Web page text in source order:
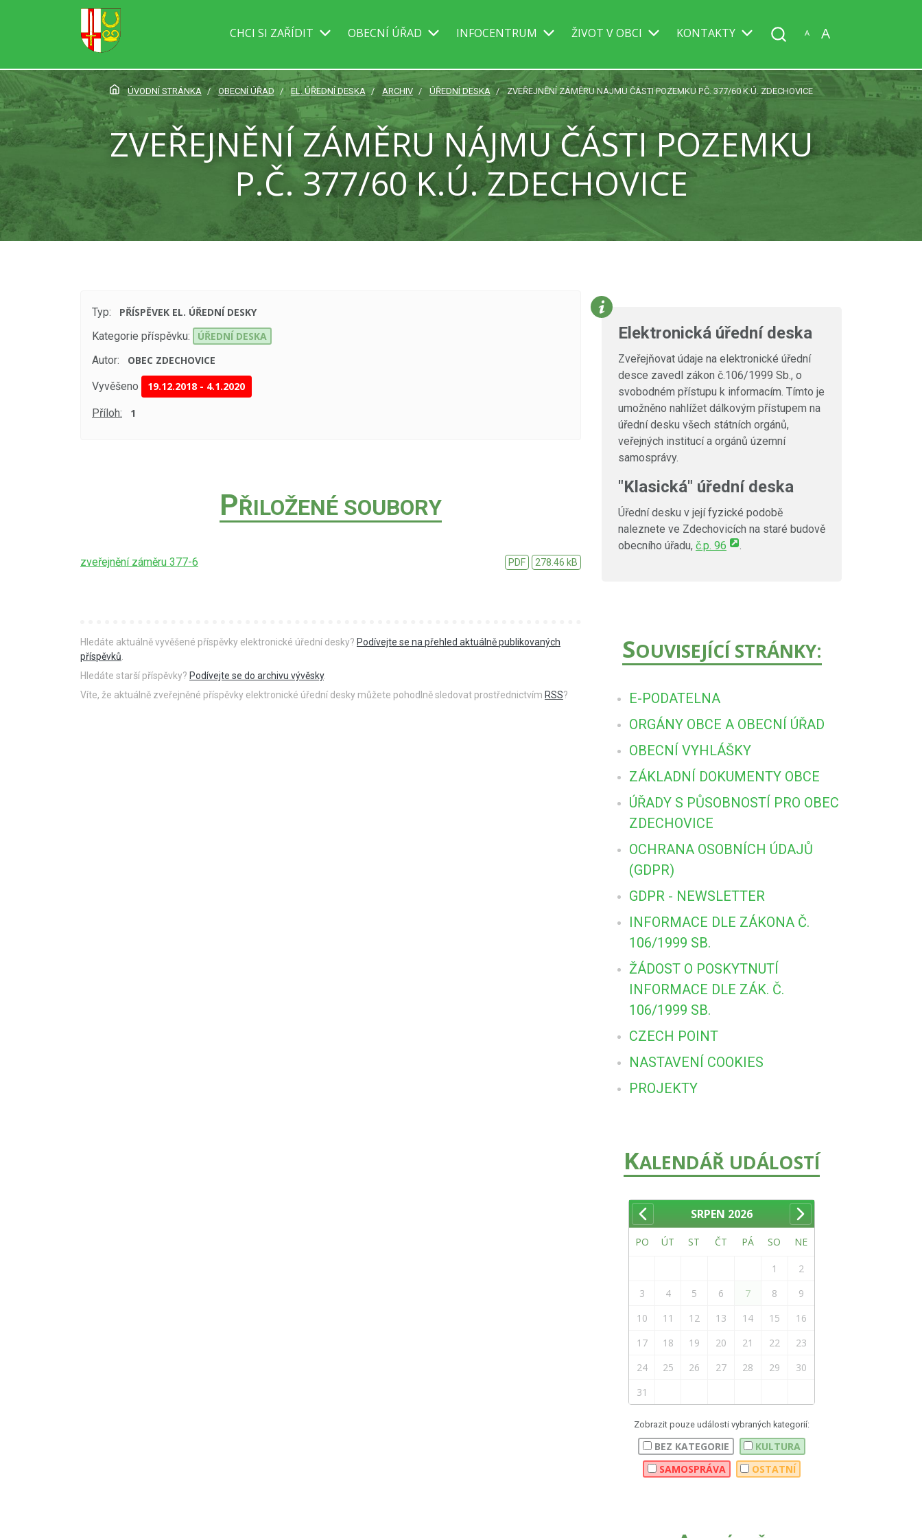
CHCI SI ZAŘÍDIT OBECNÍ ÚŘAD INFOCENTRUM ŽIVOT V OBCI KONTAKTY A A
ÚVODNÍ STRÁNKA OBECNÍ ÚŘAD EL. ÚŘEDNÍ DESKA ARCHIV ÚŘEDNÍ DESKA ZVEŘEJNĚNÍ ZÁMĚRU NÁJMU ČÁSTI POZEMKU P.Č. 377/60 K.Ú. ZDECHOVICE
ZVEŘEJNĚNÍ ZÁMĚRU NÁJMU ČÁSTI POZEMKU
P.Č. 377/60 K.Ú. ZDECHOVICE
Typ:
PŘÍSPĚVEK EL. ÚŘEDNÍ DESKY
Kategorie příspěvku:
ÚŘEDNÍ DESKA
Autor:
OBEC ZDECHOVICE
Vyvěšeno 19.12.2018 - 4.1.2020
Příloh: 1
PŘILOŽENÉ SOUBORY
zveřejnění záměru 377-6 PDF 278.46 kB
Hledáte aktuálně vyvěšené příspěvky elektronické úřední desky? Podívejte se na přehled aktuálně publikovaných
příspěvků
Hledáte starší příspěvky? Podívejte se do archivu vývěsky.
Víte, že aktuálně zveřejněné příspěvky elektronické úřední desky můžete pohodlně sledovat prostřednictvím RSS?
Elektronická úřední deska
Zveřejňovat údaje na elektronické úřední
desce zavedl zákon č.106/1999 Sb., o
svobodném přístupu k informacím. Tímto je
umožněno nahlížet dálkovým přístupem na
úřední desku všech státních orgánů,
veřejných institucí a orgánů územní
samosprávy.
"Klasická" úřední deska
Úřední desku v její fyzické podobě
naleznete ve Zdechovicích na staré budově
obecního úřadu, č.p. 96 .
SOUVISEJÍCÍ STRÁNKY:
E-PODATELNA
ORGÁNY OBCE A OBECNÍ ÚŘAD
OBECNÍ VYHLÁŠKY
ZÁKLADNÍ DOKUMENTY OBCE
ÚŘADY S PŮSOBNOSTÍ PRO OBEC
ZDECHOVICE
OCHRANA OSOBNÍCH ÚDAJŮ
(GDPR)
GDPR - NEWSLETTER
INFORMACE DLE ZÁKONA Č.
106/1999 SB.
ŽÁDOST O POSKYTNUTÍ
INFORMACE DLE ZÁK. Č.
106/1999 SB.
CZECH POINT
NASTAVENÍ COOKIES
PROJEKTY
KALENDÁŘ UDÁLOSTÍ
SRPEN 2026
PO ÚT ST ČT PÁ SO NE
1
2
3
4 5 6 7 8
9
10
11 12 13 14 15
16
17
18 19 20 21 22
23
24
25 26 27 28 29
30
31
Zobrazit pouze události vybraných kategorií:
BEZ KATEGORIE
KULTURA
SAMOSPRÁVA
OSTATNÍ